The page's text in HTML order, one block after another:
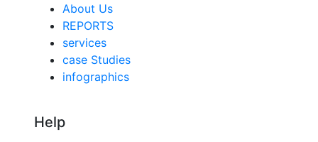
About Us
REPORTS
services
case Studies
infographics
Help